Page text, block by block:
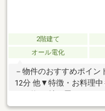
2階建て
オール電化
－物件のおすすめポイ
12分 他▼特徴・お料理中
する約3.0帖の畳コーナ
は約7.0帖の広さ・洋室2